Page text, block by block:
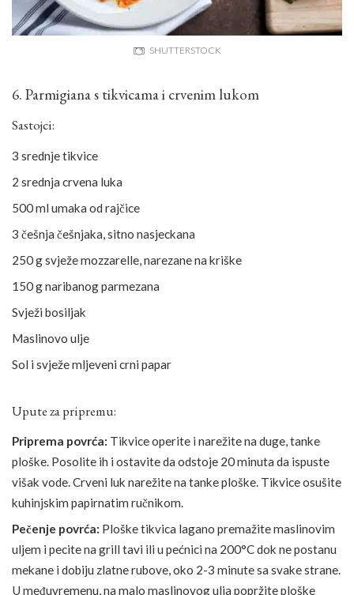
SHUTTERSTOCK
6. Parmigiana s tikvicama i crvenim lukom
Sastojci:
3 srednje tikvice
2 srednja crvena luka
500 ml umaka od rajčice
3 češnja češnjaka, sitno nasjeckana
250 g svježe mozzarelle, narezane na kriške
150 g naribanog parmezana
Svježi bosiljak
Maslinovo ulje
Sol i svježe mljeveni crni papar
Upute za pripremu:
Priprema povrća: Tikvice operite i narežite na duge, tanke
ploške. Posolite ih i ostavite da odstoje 20 minuta da ispuste
višak vode. Crveni luk narežite na tanke ploške. Tikvice osušite
kuhinjskim papirnatim ručnikom.
Pečenje povrća: Ploške tikvica lagano premažite maslinovim
uljem i pecite na grill tavi ili u pećnici na 200°C dok ne postanu
mekane i dobiju zlatne rubove, oko 2-3 minute sa svake strane.
U međuvremenu, na malo maslinovog ulja popržite ploške